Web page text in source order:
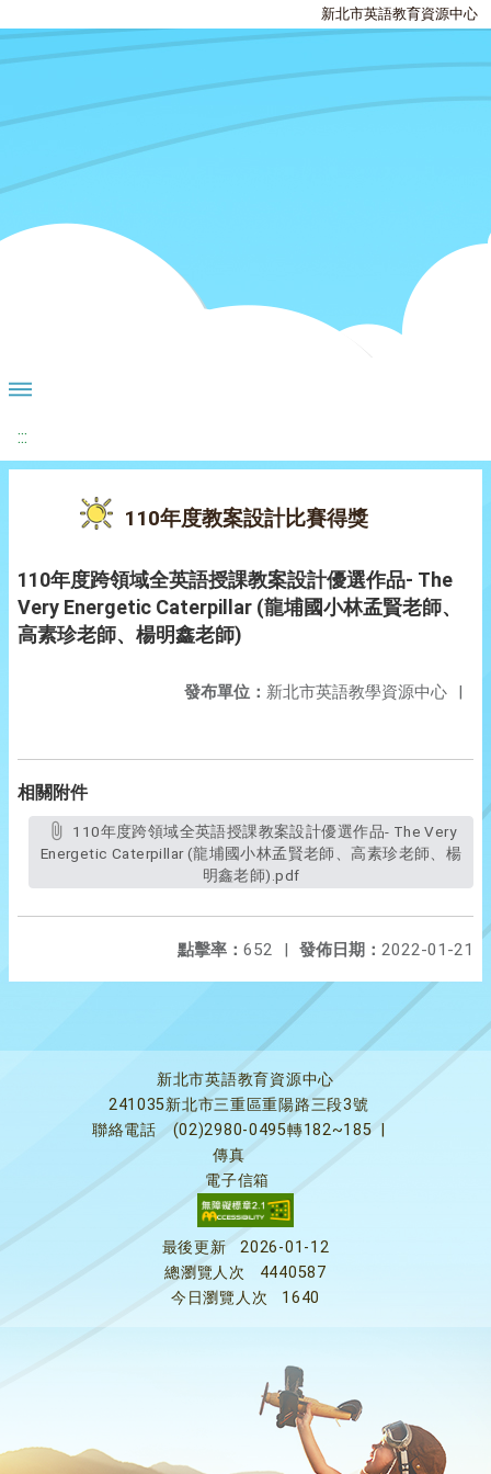
新北市英語教育資源中心
:::
110年度教案設計比賽得獎
110年度跨領域全英語授課教案設計優選作品- The
Very Energetic Caterpillar (龍埔國小林孟賢老師、
高素珍老師、楊明鑫老師)
發布單位： 新北市英語教學資源中心 |
相關附件
Energetic Caterpillar (龍埔國小林孟賢老師、高素珍老師、楊
明鑫老師).pdf
發佈日期： 2022-01-21
點擊率： 652 |
新北市英語教育資源中心
241035新北市三重區重陽路三段3號
聯絡電話
(02)2980-0495轉182~185
傳真
電子信箱
最後更新
2026-01-12
總瀏覽人次
4440587
今日瀏覽人次
1640